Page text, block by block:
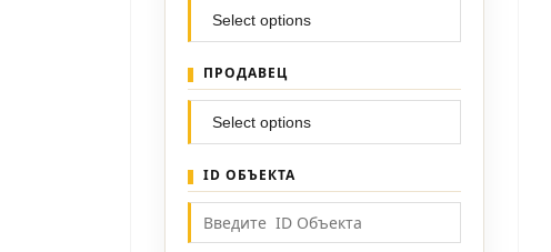
ПРОДАВЕЦ
ID ОБЪЕКТА